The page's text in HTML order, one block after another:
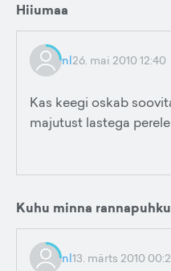
Hiiumaa
nl26. mai 2010 12:40
Kas keegi oskab
majutust lastega
Kuhu minna
nl13. märts 2010